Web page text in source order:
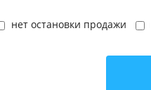
нет остановки продажи